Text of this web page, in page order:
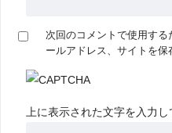
次回のコメントで使用す
ールアドレス、サイトを保
上に表示された文字を入力し